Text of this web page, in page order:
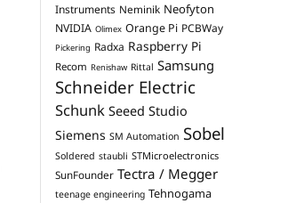
Instruments Neminik Neofyton
NVIDIA Olimex Orange Pi PCBWay
Pickering Radxa Raspberry Pi
Recom Renishaw Rittal Samsung
Schneider Electric
Schunk Seeed Studio
Siemens SM Automation Sobel
Soldered staubli STMicroelectronics
SunFounder Tectra / Megger
teenage engineering Tehnogama